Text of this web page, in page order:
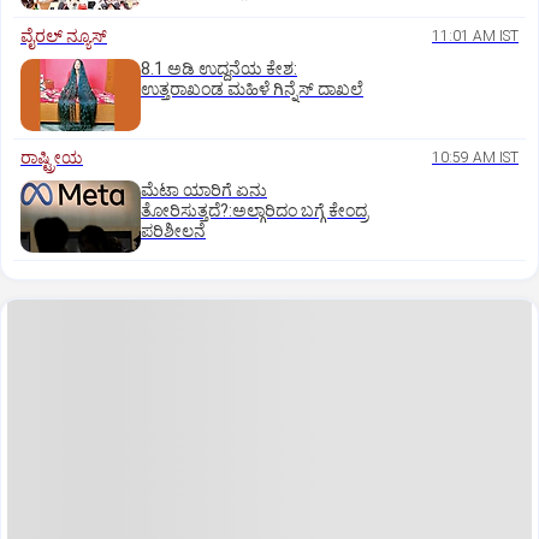
ವೈರಲ್ ನ್ಯೂಸ್ 11:01 AM IST
8.1 ಅಡಿ ಉದ್ದನೆಯ ಕೇಶ:
ಉತ್ತರಾಖಂಡ ಮಹಿಳೆ ಗಿನ್ನೆಸ್‌ ದಾಖಲೆ
ರಾಷ್ಟ್ರೀಯ 10:59 AM IST
ಮೆಟಾ ಯಾರಿಗೆ ಏನು
ತೋರಿಸುತ್ತದೆ?:ಅಲ್ಗಾರಿದಂ ಬಗ್ಗೆ ಕೇಂದ್ರ
ಪರಿಶೀಲನೆ